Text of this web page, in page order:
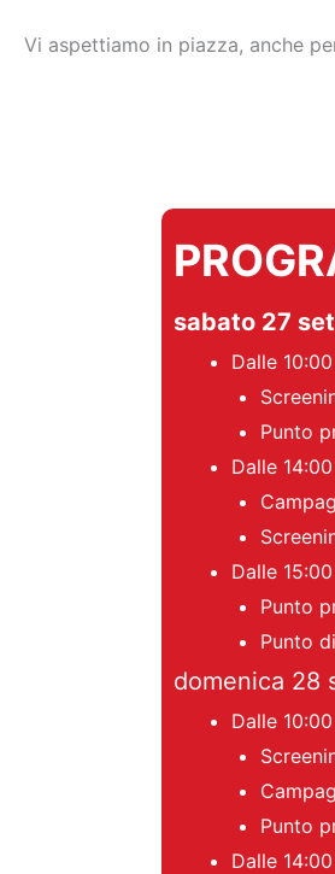
Vi aspettiamo in piazza, anche
sabato 27
Dalle
Punto
Dalle
Dalle
Punto
Punto
domenica 28
Dalle
Punto
Dalle